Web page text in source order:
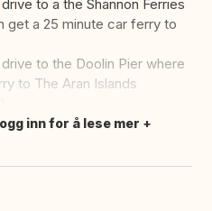
to a the Shannon Ferries
get a 25 minute car ferry to
to the Doolin Pier where
to The Aran Islands
inn for å lese mer